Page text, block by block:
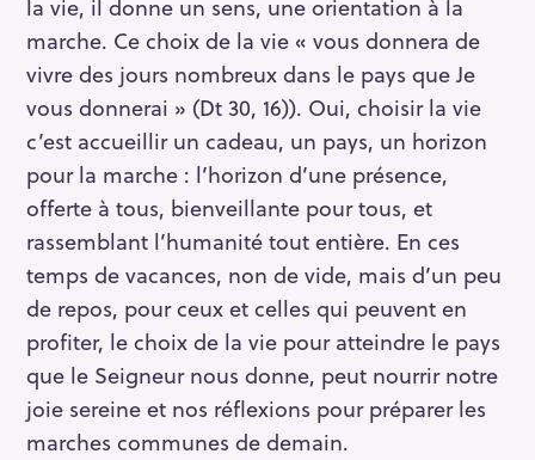
la vie, il donne un sens, une orientation à la
marche. Ce choix de la vie « vous donnera de
vivre des jours nombreux dans le pays que Je
vous donnerai » (Dt 30, 16)). Oui, choisir la vie
c’est accueillir un cadeau, un pays, un horizon
pour la marche : l’horizon d’une présence,
offerte à tous, bienveillante pour tous, et
rassemblant l’humanité tout entière. En ces
temps de vacances, non de vide, mais d’un peu
de repos, pour ceux et celles qui peuvent en
profiter, le choix de la vie pour atteindre le pays
que le Seigneur nous donne, peut nourrir notre
joie sereine et nos réflexions pour préparer les
marches communes de demain.